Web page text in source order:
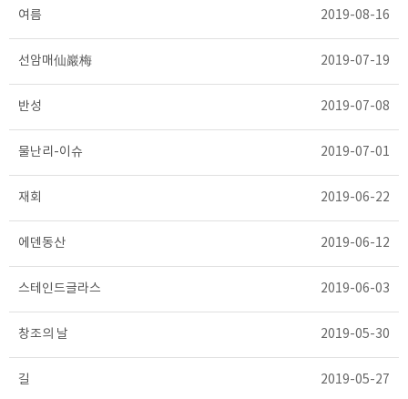
여름 2019-08-16
선암매仙巖梅 2019-07-19
반성 2019-07-08
물난리-이슈 2019-07-01
재회 2019-06-22
에덴동산 2019-06-12
스테인드글라스 2019-06-03
창조의 날 2019-05-30
길 2019-05-27